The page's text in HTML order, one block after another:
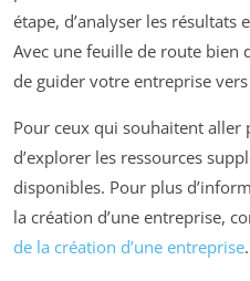
étape, d’analyser les résultats
Avec une feuille de route bien
de guider votre entreprise
Pour ceux qui souhaitent aller
d’explorer les ressources
disponibles. Pour plus
la création d’une entreprise,
de la création d’une entreprise.